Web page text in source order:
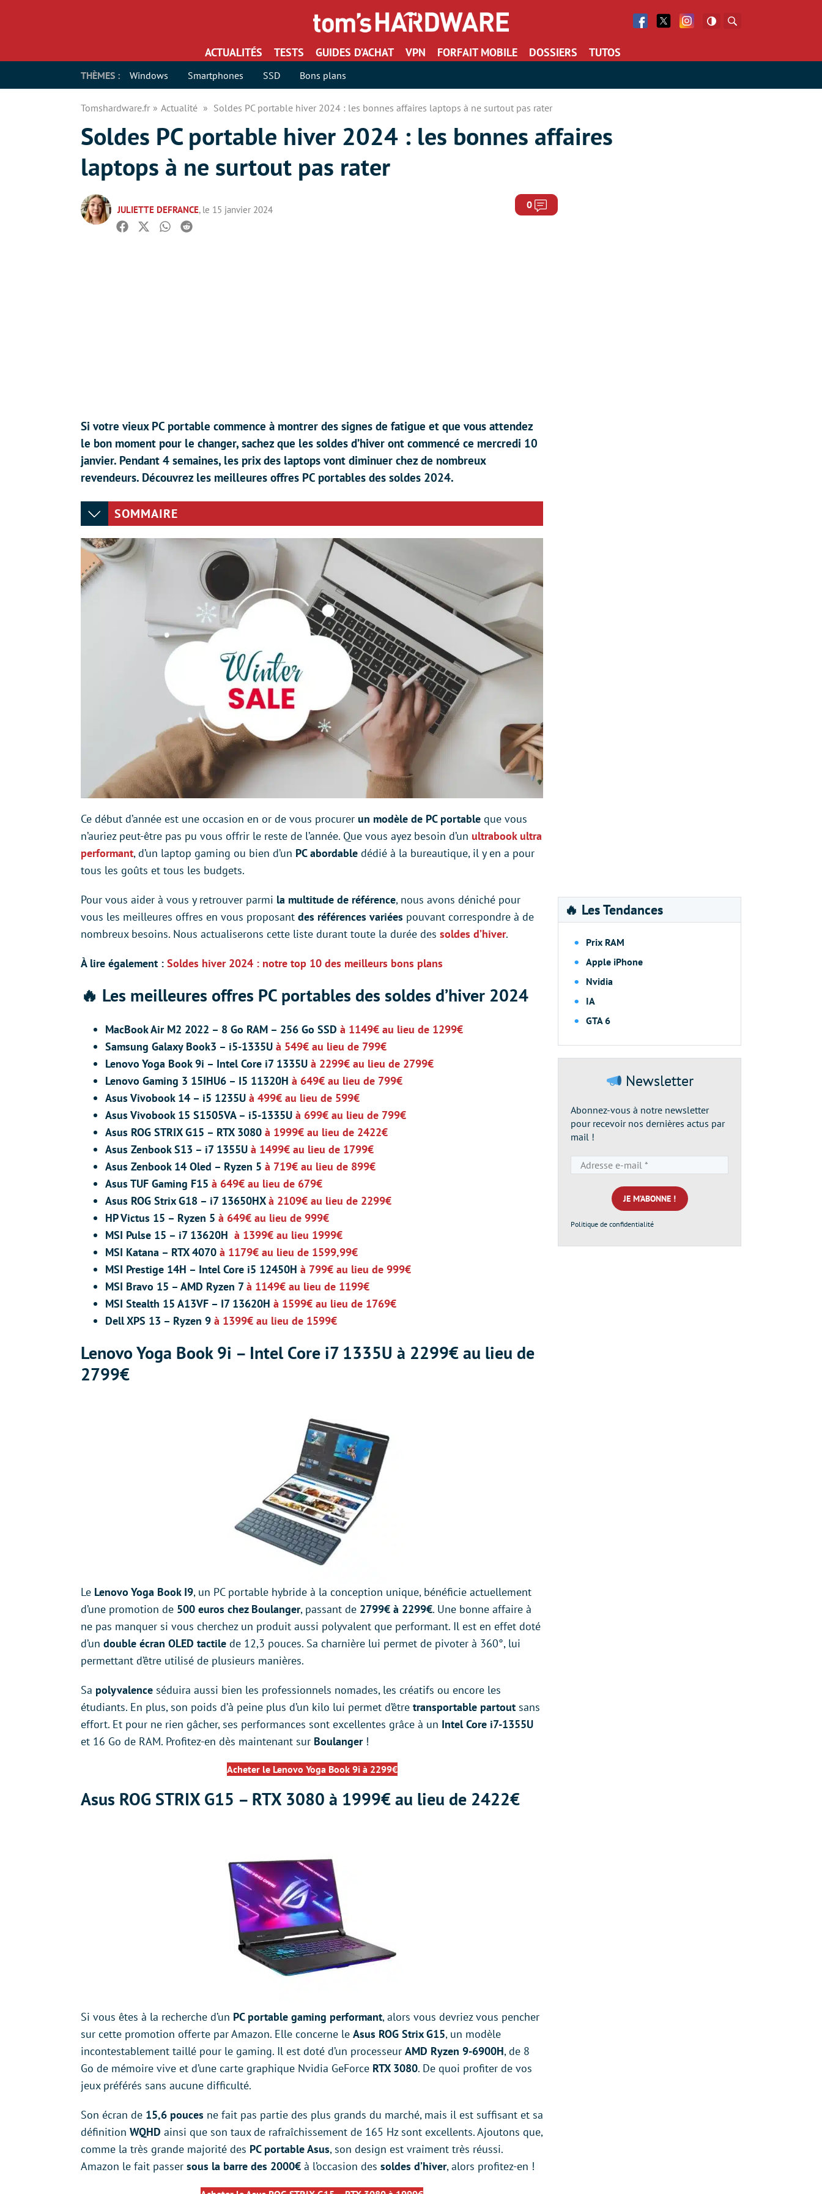
Facebook
Twitter Facebook
ACTUALITÉS TESTS GUIDES D’ACHAT VPN FORFAIT MOBILE DOSSIERS TUTOS
THÈMES : Windows Smartphones SSD Bons plans
Tomshardware.fr Actualité Soldes PC portable hiver 2024 : les bonnes affaires laptops à ne surtout pas rater
Soldes PC portable hiver 2024 : les bonnes affaires
laptops à ne surtout pas rater
JULIETTE DEFRANCE, le 15 janvier 2024 0 Commentaires
Facebook
TwitterWhatsapp
Reddit
Si votre vieux PC portable commence à montrer des signes de fatigue et que vous attendez
le bon moment pour le changer, sachez que les soldes d’hiver ont commencé ce mercredi 10
janvier. Pendant 4 semaines, les prix des laptops vont diminuer chez de nombreux
revendeurs. Découvrez les meilleures offres PC portables des soldes 2024.
SOMMAIRE
Ce début d’année est une occasion en or de vous procurer un modèle de PC portable que vous
n’auriez peut-être pas pu vous offrir le reste de l’année. Que vous ayez besoin d’un ultrabook ultra
performant, d’un laptop gaming ou bien d’un PC abordable dédié à la bureautique, il y en a pour
tous les goûts et tous les budgets.
Pour vous aider à vous y retrouver parmi la multitude de référence, nous avons déniché pour
vous les meilleures offres en vous proposant des références variées pouvant correspondre à de
nombreux besoins. Nous actualiserons cette liste durant toute la durée des soldes d’hiver.
À lire également : Soldes hiver 2024 : notre top 10 des meilleurs bons plans
🔥 Les meilleures offres PC portables des soldes d’hiver 2024
MacBook Air M2 2022 – 8 Go RAM – 256 Go SSD à 1149€ au lieu de 1299€
Samsung Galaxy Book3 – i5-1335U à 549€ au lieu de 799€
Lenovo Yoga Book 9i – Intel Core i7 1335U à 2299€ au lieu de 2799€
Lenovo Gaming 3 15IHU6 – I5 11320H à 649€ au lieu de 799€
Asus Vivobook 14 – i5 1235U à 499€ au lieu de 599€
Asus Vivobook 15 S1505VA – i5-1335U à 699€ au lieu de 799€
Asus ROG STRIX G15 – RTX 3080 à 1999€ au lieu de 2422€
Asus Zenbook S13 – i7 1355U à 1499€ au lieu de 1799€
Asus Zenbook 14 Oled – Ryzen 5 à 719€ au lieu de 899€
Asus TUF Gaming F15 à 649€ au lieu de 679€
Asus ROG Strix G18 – i7 13650HXà 2109€ au lieu de 2299€
HP Victus 15 – Ryzen 5 à 649€ au lieu de 999€
MSI Pulse 15 – i7 13620H à 1399€ au lieu 1999€
MSI Katana – RTX 4070 à 1179€ au lieu de 1599,99€
MSI Prestige 14H – Intel Core i5 12450H à 799€ au lieu de 999€
MSI Bravo 15 – AMD Ryzen 7à 1149€ au lieu de 1199€
MSI Stealth 15 A13VF – I7 13620H à 1599€ au lieu de 1769€
Dell XPS 13 – Ryzen 9 à 1399€ au lieu de 1599€
Lenovo Yoga Book 9i – Intel Core i7 1335U à 2299€ au lieu de
2799€
Le Lenovo Yoga Book I9, un PC portable hybride à la conception unique, bénéficie actuellement
d’une promotion de 500 euros chez Boulanger, passant de 2799€ à 2299€. Une bonne affaire à
ne pas manquer si vous cherchez un produit aussi polyvalent que performant. Il est en effet doté
d’un double écran OLED tactile de 12,3 pouces. Sa charnière lui permet de pivoter à 360°, lui
permettant d’être utilisé de plusieurs manières.
Sa polyvalence séduira aussi bien les professionnels nomades, les créatifs ou encore les
étudiants. En plus, son poids d’à peine plus d’un kilo lui permet d’être transportable partout sans
effort. Et pour ne rien gâcher, ses performances sont excellentes grâce à un Intel Core i7-1355U
et 16 Go de RAM. Profitez-en dès maintenant sur Boulanger!
Acheter le Lenovo Yoga Book 9i à 2299€
Asus ROG STRIX G15 – RTX 3080 à 1999€ au lieu de 2422€
Si vous êtes à la recherche d’un PC portable gaming performant, alors vous devriez vous pencher
sur cette promotion offerte par Amazon. Elle concerne le Asus ROG Strix G15, un modèle
incontestablement taillé pour le gaming. Il est doté d’un processeur AMD Ryzen 9-6900H, de 8
Go de mémoire vive et d’une carte graphique Nvidia GeForce RTX 3080. De quoi profiter de vos
jeux préférés sans aucune difficulté.
Son écran de 15,6 pouces ne fait pas partie des plus grands du marché, mais il est suffisant et sa
définition WQHD ainsi que son taux de rafraîchissement de 165 Hz sont excellents. Ajoutons que,
comme la très grande majorité des PC portable Asus, son design est vraiment très réussi.
Amazon le fait passer sous la barre des 2000€ à l’occasion des soldes d’hiver, alors profitez-en !
🔥 Les Tendances
Prix RAM
Apple iPhone
Nvidia
IA
GTA 6
Newsletter
Abonnez-vous à notre newsletter
pour recevoir nos dernières actus par
mail !
e-
mail
*
Politique de confidentialité